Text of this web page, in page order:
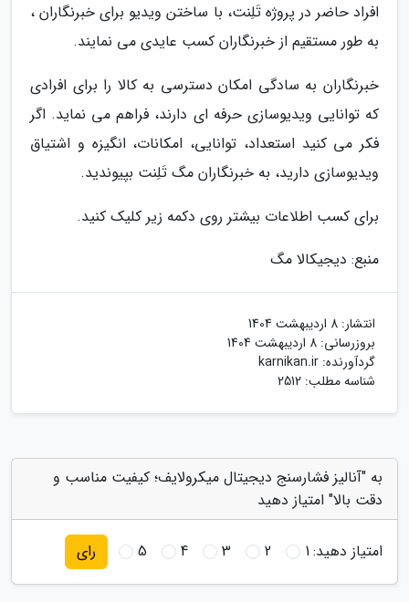
افراد حاضر در پروژه تَلِنت، با ساختن ویدیو برای خبرنگاران ،
به طور مستقیم از خبرنگاران کسب عایدی می نمایند.
خبرنگاران به سادگی امکان دسترسی به کالا را برای افرادی
که توانایی ویدیوسازی حرفه ای دارند، فراهم می نماید. اگر
فکر می کنید استعداد، توانایی، امکانات، انگیزه و اشتیاق
ویدیوسازی دارید، به خبرنگاران مگ تَلِنت بپیوندید.
برای کسب اطلاعات بیشتر روی دکمه زیر کلیک کنید.
منبع: دیجیکالا مگ
انتشار: 8 اردیبهشت 1404
بروزرسانی: 8 اردیبهشت 1404
گردآورنده: karnikan.ir
شناسه مطلب: 2512
به "آنالیز فشارسنج دیجیتال میکرولایف؛ کیفیت مناسب و
دقت بالا" امتیاز دهید
امتیاز دهید:1
2
3
4
5 رای